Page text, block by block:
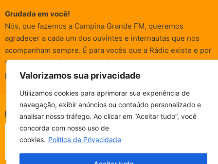
Valorizamos sua privacidade
Utilizamos cookies para aprimorar sua experiência de
navegação, exibir anúncios ou conteúdo personalizado e
analisar nosso tráfego. Ao clicar em “Aceitar tudo”, você
concorda com nosso uso de
cookies. Política de Privacidade
CAMPINA FM - AO VIVO
ESCUTE SEM PARAR!
Grudada em você!
Nós, que fazemos a Campina Grande FM, queremos
agradecer a cada um dos ouvintes e internautas que nos
acompanham sempre. É para vocês que a Rádio existe e por
vocês que as informações (informativas, de entretenimento,
promocionais e de conscientização) são realizadas.
© Campina FM 1978 – 2026.Termos de Uso|Política de
Privacidade
Desenvolvido pelarox Publicidade
Fala, ouvinte!